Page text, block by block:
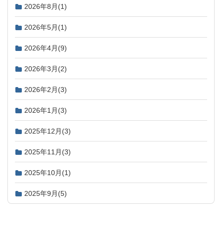
2026年8月 (1)
2026年5月 (1)
2026年4月 (9)
2026年3月 (2)
2026年2月 (3)
2026年1月 (3)
2025年12月 (3)
2025年11月 (3)
2025年10月 (1)
2025年9月 (5)